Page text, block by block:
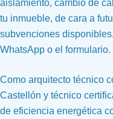
aislamiento, cambio de
tu inmueble, de cara a
subvenciones
WhatsApp o el
Como arquitecto técnico
Castellón y técnico
de eficiencia energética